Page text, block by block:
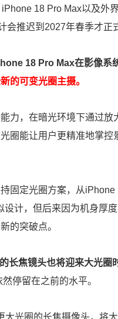
18 Pro Max以及外
推迟到2027年春季才正
18 Pro Max在影像系
的可变光圈主摄。
力，在暗光环境下通过
圈能让用户更精准地掌
固定光圈方案，从
计，但后来因为机身厚
的突破点。
长焦镜头也将迎来大光圈
停留在之前的水平。
光圈的长焦摄像头，将